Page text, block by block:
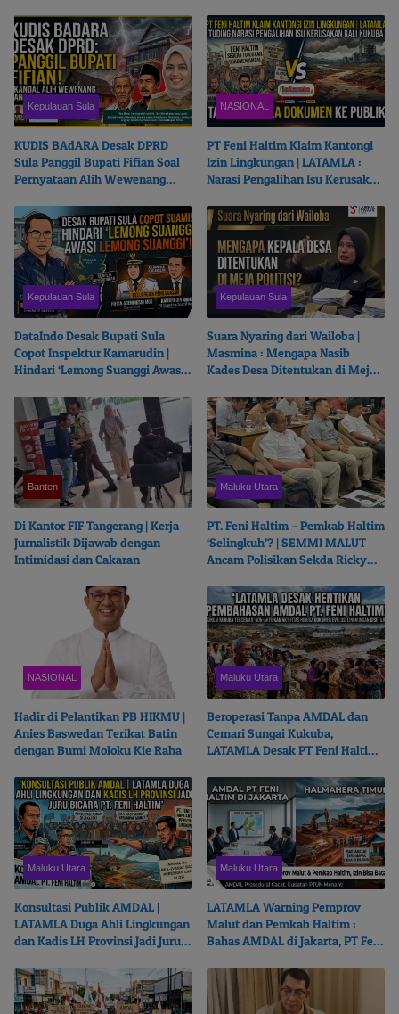
Kepulauan Sula
KUDIS BAdARA Desak DPRD
Sula Panggil Bupati Fifian Soal
Pernyataan Alih Wewenang
NASIONAL
PT Feni Haltim Klaim Kantongi
Izin Lingkungan | LATAMLA :
Narasi Pengalihan Isu Kerusakan
Dokumen ke Publik
Kepulauan Sula
DataIndo Desak Bupati Sula
Copot Inspektur Kamarudin |
Hindari ‘Lemong Suanggi Awasi
Kepulauan Sula
Suara Nyaring dari Wailoba |
Masmina : Mengapa Nasib
Kades Desa Ditentukan di Meja
Banten
Di Kantor FIF Tangerang | Kerja
Jurnalistik Dijawab dengan
Intimidasi dan Cakaran
Maluku Utara
PT. Feni Haltim – Pemkab Haltim
‘Selingkuh’? | SEMMI MALUT
Ancam Polisikan Sekda Ricky
NASIONAL
Hadir di Pelantikan PB HIKMU |
Anies Baswedan Terikat Batin
dengan Bumi Moloku Kie Raha
Maluku Utara
Beroperasi Tanpa AMDAL dan
Cemari Sungai Kukuba,
LATAMLA Desak PT Feni Haltim
Maluku Utara
Konsultasi Publik AMDAL |
LATAMLA Duga Ahli Lingkungan
dan Kadis LH Provinsi Jadi Juru
Maluku Utara
LATAMLA Warning Pemprov
Malut dan Pemkab Haltim :
Bahas AMDAL di Jakarta, PT Feni